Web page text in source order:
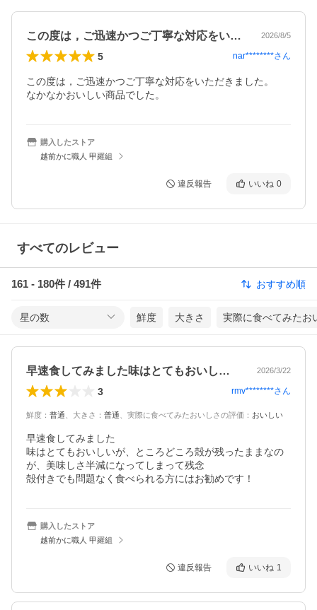
この度は，ご迅速かつご丁寧な対応をいた… 2026/8/5
5 nar********さん
この度は，ご迅速かつご丁寧な対応をいただきました。
なかなかおいしい商品でした。
購入したストア
越前かに職人 甲羅組
違反報告 いいね 0
すべてのレビュー
161 - 180件 / 491件 おすすめ順
星の数 鮮度 大きさ 実際に食べてみたお
早速食してみました味はとてもおいしいが… 2026/3/22
3 rmv********さん
鮮度 ： 普通 大きさ ： 普通 実際に食べてみたおいしさの評価 ： おいしい
早速食してみました
味はとてもおいしいが、ところどころ殻が残ったままなの
が、美味しさ半減になってしまって残念
殻付きでも問題なく食べられる方にはお勧めです！
購入したストア
越前かに職人 甲羅組
違反報告 いいね 1